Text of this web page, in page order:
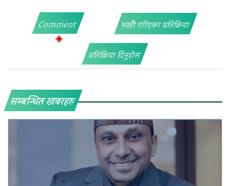
Comment भर्खरै गरिएका प्रतिक्रिया
प्रतिक्रिया दिनुहोस
सम्बन्धित खबरहरु